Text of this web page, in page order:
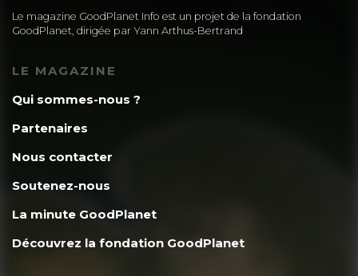
Le magazine GoodPlanet Info est un projet de la fondation
GoodPlanet, dirigée par Yann Arthus-Bertrand
LE MAGAZINE
Qui sommes-nous ?
Partenaires
Nous contacter
Soutenez-nous
La minute GoodPlanet
Découvrez la fondation GoodPlanet